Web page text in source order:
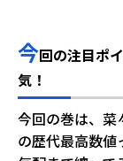
今回の注目ポ
気！
今回の巻は、菜
の歴代最高数値